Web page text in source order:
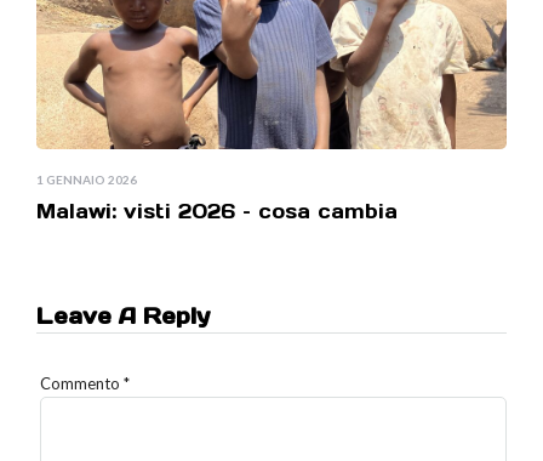
1 GENNAIO 2026
Malawi: visti 2026 – cosa cambia
Leave A Reply
Commento *